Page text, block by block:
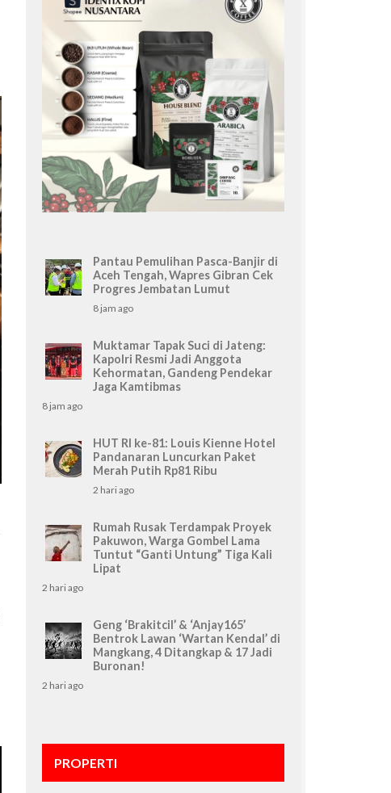
Pantau Pemulihan Pasca-Banjir di
Aceh Tengah, Wapres Gibran Cek
Progres Jembatan Lumut
8 jam ago
Muktamar Tapak Suci di Jateng:
Kapolri Resmi Jadi Anggota
Kehormatan, Gandeng Pendekar
Jaga Kamtibmas
8 jam ago
HUT RI ke-81: Louis Kienne Hotel
Pandanaran Luncurkan Paket
Merah Putih Rp81 Ribu
2 hari ago
Rumah Rusak Terdampak Proyek
Pakuwon, Warga Gombel Lama
Tuntut “Ganti Untung” Tiga Kali
Lipat
2 hari ago
Geng ‘Brakitcil’ & ‘Anjay165’
Bentrok Lawan ‘Wartan Kendal’ di
Mangkang, 4 Ditangkap & 17 Jadi
Buronan!
2 hari ago
PROPERTI